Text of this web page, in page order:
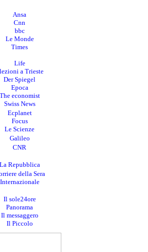
Ansa
Cnn
bbc
Le Monde
Times
Life
a Trieste
Der Spiegel
Epoca
economist
Swiss News
Ecplanet
Focus
Le Scienze
Galileo
CNR
Repubblica
della Sera
Internazionale
Il sole24ore
Panorama
Il messaggero
Il Piccolo